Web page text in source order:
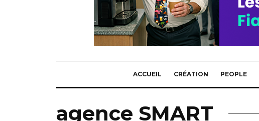
ACCUEIL CRÉATION PEOPLE
agence SMART